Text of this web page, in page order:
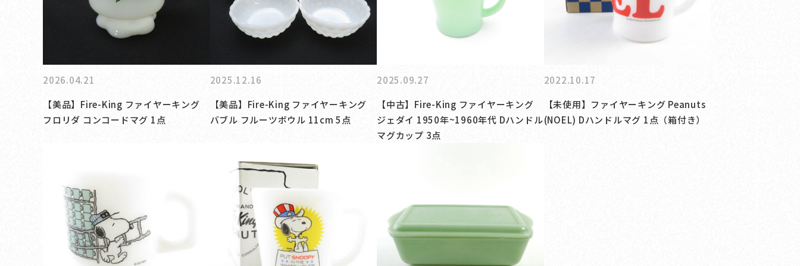
2026.04.21
【美品】Fire-King ファイヤーキング
フロリダ コンコードマグ 1点
2025.12.16
【美品】Fire-King ファイヤーキング
バブル フルーツボウル 11cm 5点
2025.09.27
【中古】Fire-King ファイヤーキング
ジェダイ 1950年~1960年代 Dハンドル
マグカップ 3点
2022.10.17
【未使用】ファイヤーキング Peanuts
(NOEL) Dハンドルマグ 1点（箱付き）